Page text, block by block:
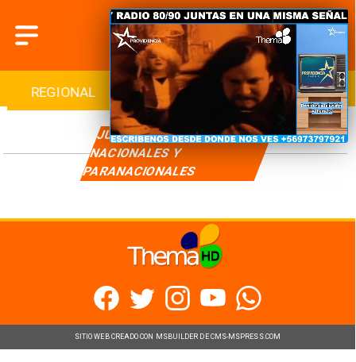
REGIONAL INTERNACIONAL DEPORTES
JUEGOS DEPORTIVOS
NACIONALES Y
PARANACIONALES
SITIO WEB CREADO CON MSBUILDER DE CMS-MSPRESS.COM